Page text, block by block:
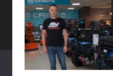
Продолжая